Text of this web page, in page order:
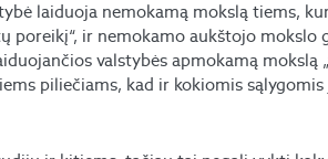
laiduoja nemokamą mokslą tiems,
poreikį“, ir nemokamo aukštojo mokslo
valstybės apmokamą mokslą
piliečiams, kad ir kokiomis